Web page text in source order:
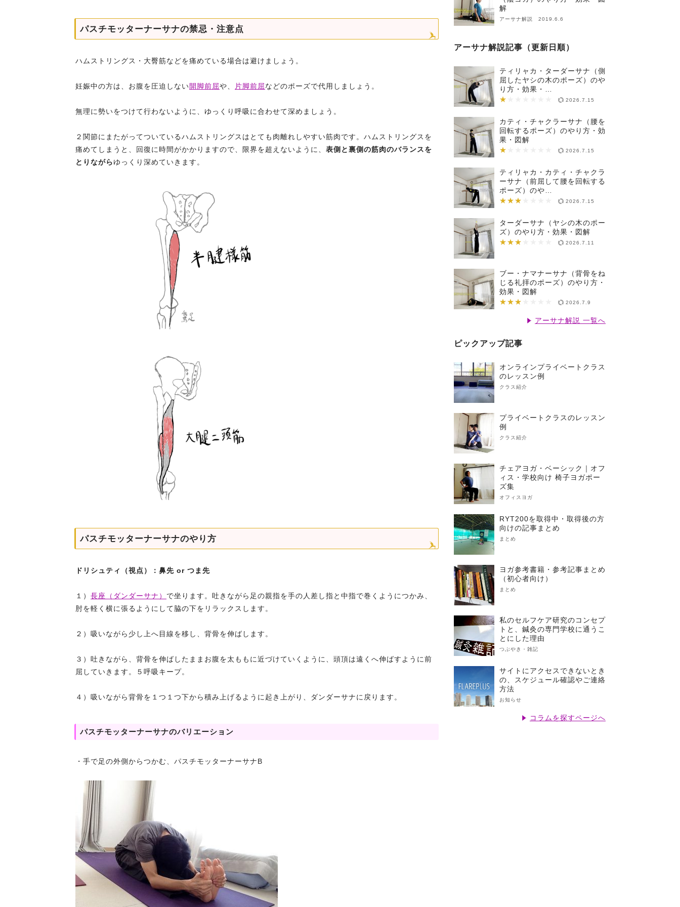
パスチモッターナーサナの禁忌・注意点
ハムストリングス・大臀筋などを痛めている場合は避けましょう。
妊娠中の方は、お腹を圧迫しない開脚前屈や、 片脚前屈などのポーズで代用しましょう。
無理に勢いをつけて行わないように、ゆっくり呼吸に合わせて深めましょう。
２関節にまたがってついているハムストリングスはとても肉離れしやすい筋肉です。ハムストリングスを
痛めてしまうと、回復に時間がかかりますので、限界を超えないように、 表側と裏側の筋肉のバランスを
とりながらゆっくり深めていきます。
パスチモッターナーサナのやり方
ドリシュティ（視点）：鼻先 or つま先
１） 長座（ダンダーサナ） で坐ります。吐きながら足の親指を手の人差し指と中指で巻くようにつかみ、
肘を軽く横に張るようにして脇の下をリラックスします。
２）吸いながら少し上へ目線を移し、背骨を伸ばします。
３）吐きながら、背骨を伸ばしたままお腹を太ももに近づけていくように、頭頂は遠くへ伸ばすように前
屈していきます。５呼吸キープ。
４）吸いながら背骨を１つ１つ下から積み上げるように起き上がり、ダンダーサナに戻ります。
パスチモッターナーサナのバリエーション
・手で足の外側からつかむ、パスチモッターナーサナB
解
アーサナ解説 2019.6.6
アーサナ解説記事（更新日順）
ティリャカ・ターダーサナ（側
屈したヤシの木のポーズ）のや
り方・効果・…
★
★★★★★★★ 2026.7.15
カティ・チャクラーサナ（腰を
回転するポーズ）のやり方・効
果・図解
★
★★★★★★★ 2026.7.15
ティリャカ・カティ・チャクラ
ーサナ（前屈して腰を回転する
ポーズ）のや…
★★★
★★★★★★★ 2026.7.15
ターダーサナ（ヤシの木のポー
ズ）のやり方・効果・図解
★★★
★★★★★★★ 2026.7.11
ブー・ナマナーサナ（背骨をね
じる礼拝のポーズ）のやり方・
効果・図解
★★★
★★★★★★★ 2026.7.9
アーサナ解説 一覧へ
ピックアップ記事
オンラインプライベートクラス
のレッスン例
クラス紹介
プライベートクラスのレッスン
例
クラス紹介
チェアヨガ・ベーシック｜オフ
ィス・学校向け 椅子ヨガポー
ズ集
オフィスヨガ
RYT200を取得中・取得後の方
向けの記事まとめ
まとめ
ヨガ参考書籍・参考記事まとめ
（初心者向け）
まとめ
私のセルフケア研究のコンセプ
トと、鍼灸の専門学校に通うこ
とにした理由
つぶやき・雑記
サイトにアクセスできないとき
の、スケジュール確認やご連絡
方法
お知らせ
コラムを探すページへ